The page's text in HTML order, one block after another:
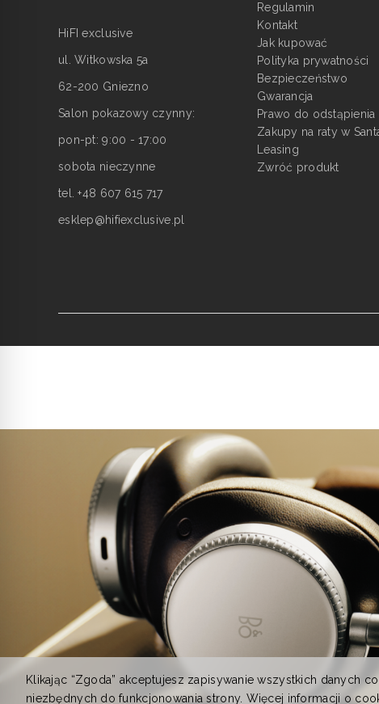
HiFI exclusive
ul. Witkowska 5a
62-200 Gniezno
Salon pokazowy czynny:
pon-pt: 9:00 - 17:00
sobota nieczynne
tel. +48 607 615 717
esklep@hifiexclusive.pl
Regulamin
Kontakt
Jak kupować
Polityka prywatności
Bezpieczeństwo
Gwarancja
Prawo do odstąpienia
Zakupy na raty w
Leasing
Zwróć produkt
Klikając “Zgoda” akceptujesz zapisywanie wszystkich danych
niezbędnych do funkcjonowania strony. Więcej informacji o